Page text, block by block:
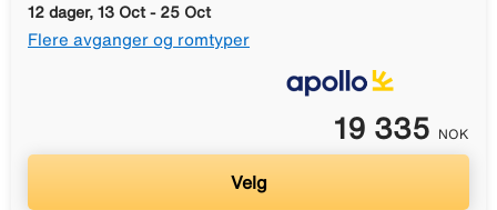
12 dager, 13 Oct - 25 Oct
Flere avganger og romtyper
19 335 NOK
Velg